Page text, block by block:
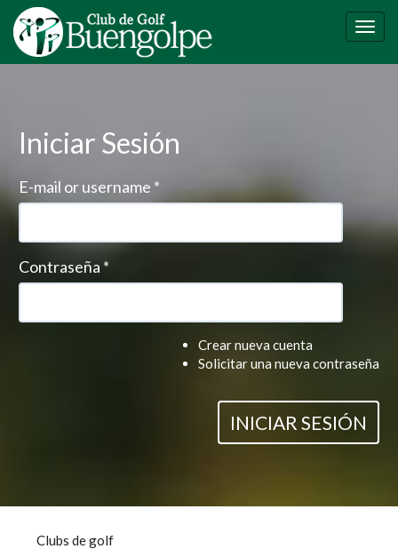
Pasar
contenido
principal
Iniciar Sesión
E-mail or username *
Contraseña*
Crear nueva cuenta
Solicitar una nueva contraseña
INICIAR SESIÓN
Clubs de golf